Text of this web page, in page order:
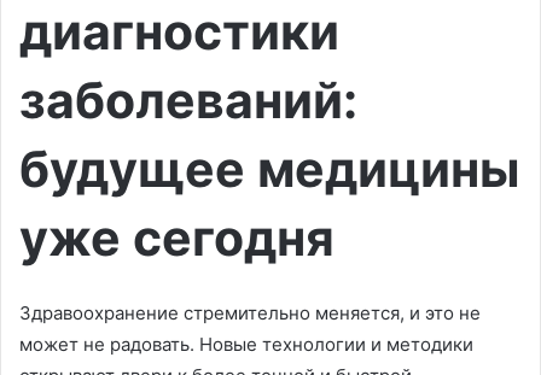
диагностики
заболеваний:
будущее медицины
уже сегодня
Здравоохранение стремительно меняется, и это не
может не радовать. Новые технологии и методики